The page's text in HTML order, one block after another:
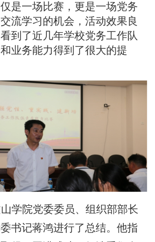
是一场比赛，更是一场党务
流学习的机会，活动效果良
到了近几年学校党务工作队
业务能力得到了很大的提
学院党委委员、组织部部长
书记蒋鸿进行了总结。他指